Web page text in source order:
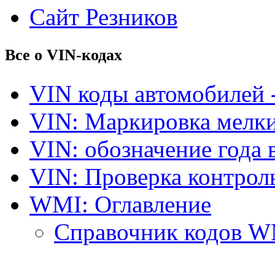
Сайт Резников
Все о VIN-кодах
VIN коды автомобилей
VIN: Маркировка
VIN: обозначение года
VIN: Проверка
WMI: Оглавление
Справочник кодов